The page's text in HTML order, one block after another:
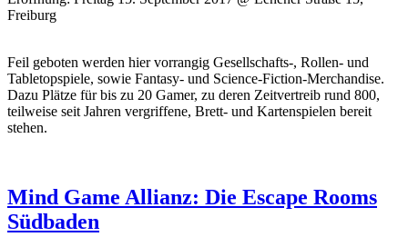
Freiburg
Feil geboten werden hier vorrangig Gesellschafts-, Rollen- und
Tabletopspiele, sowie Fantasy- und Science-Fiction-Merchandise.
Dazu Plätze für bis zu 20 Gamer, zu deren Zeitvertreib rund 800,
teilweise seit Jahren vergriffene, Brett- und Kartenspielen bereit
stehen.
Mind Game Allianz: Die Escape Rooms
Südbaden